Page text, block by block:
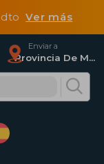
dtoVer más
Enviar a
Provincia De Madrid